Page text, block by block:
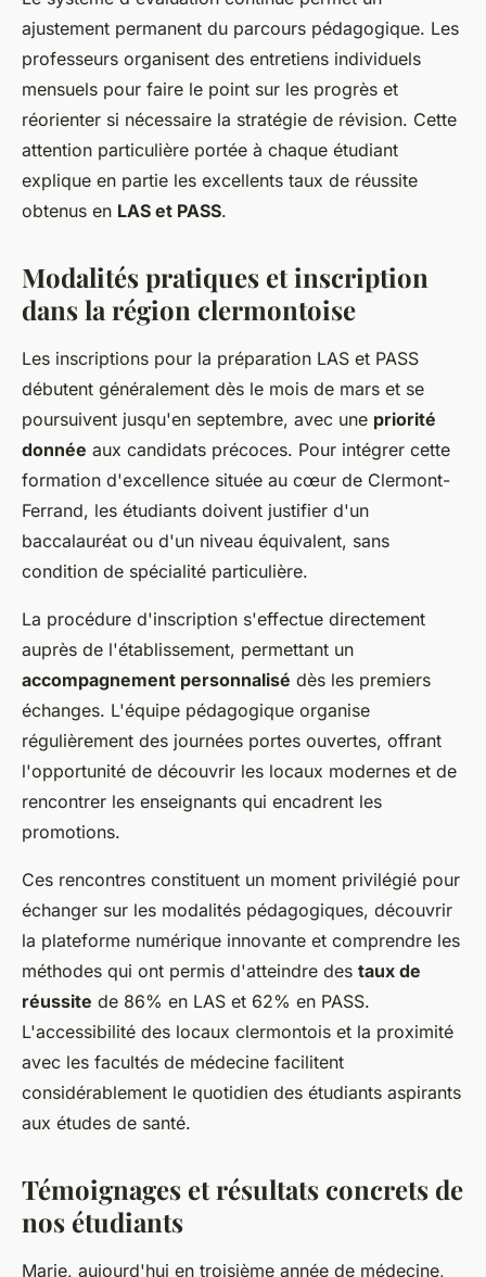
ajustement permanent du parcours pédagogique. Les
professeurs organisent des entretiens individuels
mensuels pour faire le point sur les progrès et
réorienter si nécessaire la stratégie de révision. Cette
attention particulière portée à chaque étudiant
explique en partie les excellents taux de réussite
obtenus en LAS et PASS.
Modalités pratiques et inscription
dans la région clermontoise
Les inscriptions pour la préparation LAS et PASS
débutent généralement dès le mois de mars et se
poursuivent jusqu'en septembre, avec une priorité
donnée aux candidats précoces. Pour intégrer cette
formation d'excellence située au cœur de Clermont-
Ferrand, les étudiants doivent justifier d'un
baccalauréat ou d'un niveau équivalent, sans
condition de spécialité particulière.
La procédure d'inscription s'effectue directement
auprès de l'établissement, permettant un
accompagnement personnalisé dès les premiers
échanges. L'équipe pédagogique organise
régulièrement des journées portes ouvertes, offrant
l'opportunité de découvrir les locaux modernes et de
rencontrer les enseignants qui encadrent les
promotions.
Ces rencontres constituent un moment privilégié pour
échanger sur les modalités pédagogiques, découvrir
la plateforme numérique innovante et comprendre les
méthodes qui ont permis d'atteindre des taux de
réussite de 86% en LAS et 62% en PASS.
L'accessibilité des locaux clermontois et la proximité
avec les facultés de médecine facilitent
considérablement le quotidien des étudiants aspirants
aux études de santé.
Témoignages et résultats concrets de
nos étudiants
Marie, aujourd'hui en troisième année de médecine,